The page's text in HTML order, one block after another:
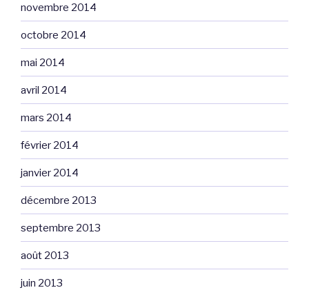
novembre 2014
octobre 2014
mai 2014
avril 2014
mars 2014
février 2014
janvier 2014
décembre 2013
septembre 2013
août 2013
juin 2013